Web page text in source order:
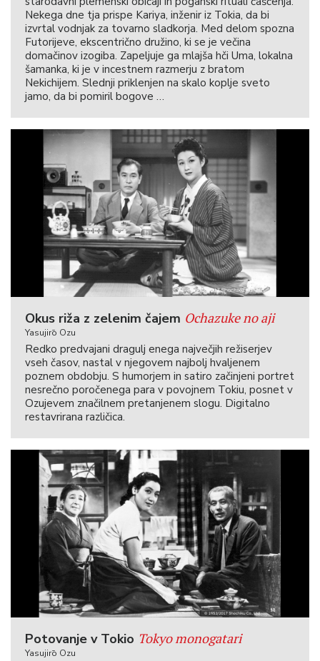
Nekega dne tja prispe Kariya, inženir iz Tokia, da bi
izvrtal vodnjak za tovarno sladkorja. Med delom spozna
Futorijeve, ekscentrično družino, ki se je večina
domačinov izogiba. Zapeljuje ga mlajša hči Uma, lokalna
šamanka, ki je v incestnem razmerju z bratom
Nekichijem. Slednji priklenjen na skalo koplje sveto
jamo, da bi pomiril bogove …
Okus riža z zelenim čajem Ochazuke no aji
Yasujirō Ozu
Redko predvajani dragulj enega največjih režiserjev
vseh časov, nastal v njegovem najbolj hvaljenem
poznem obdobju. S humorjem in satiro začinjeni portret
nesrečno poročenega para v povojnem Tokiu, posnet v
Ozujevem značilnem pretanjenem slogu. Digitalno
restavrirana različica.
Potovanje v Tokio Tokyo monogatari
Yasujirō Ozu